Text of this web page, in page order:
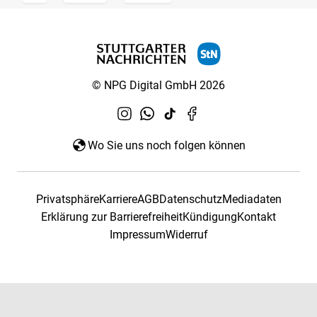
© NPG Digital GmbH 2026
Wo Sie uns noch folgen können
PrivatsphäreKarriereAGBDatenschutzMediadaten
Erklärung zur BarrierefreiheitKündigungKontakt
ImpressumWiderruf